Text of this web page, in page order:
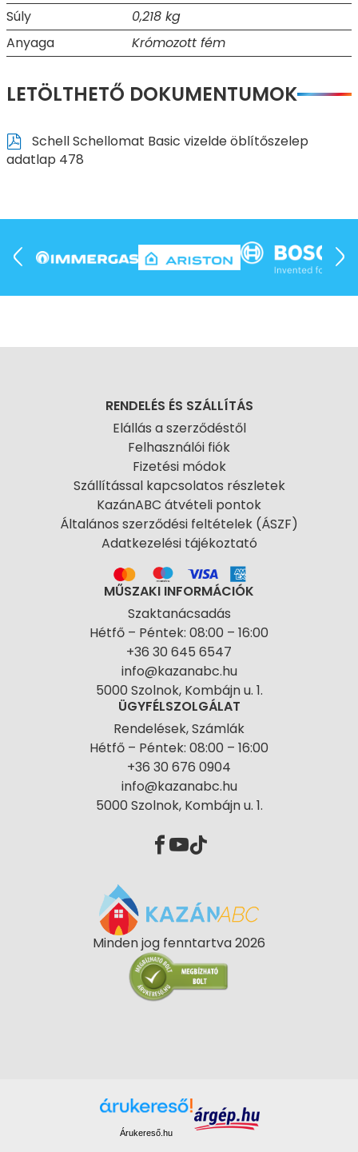
Súly
0,218 kg
Anyaga
Krómozott fém
LETÖLTHETŐ DOKUMENTUMOK
Schell Schellomat Basic vizelde öblítőszelep
adatlap 478
RENDELÉS ÉS SZÁLLÍTÁS
Elállás a szerződéstől
Felhasználói fiók
Fizetési módok
Szállítással kapcsolatos részletek
KazánABC átvételi pontok
Általános szerződési feltételek (ÁSZF)
Adatkezelési tájékoztató
MŰSZAKI INFORMÁCIÓK
Szaktanácsadás
Hétfő – Péntek: 08:00 – 16:00
+36 30 645 6547
info@kazanabc.hu
5000 Szolnok, Kombájn u. 1.
ÜGYFÉLSZOLGÁLAT
Rendelések, Számlák
Hétfő – Péntek: 08:00 – 16:00
+36 30 676 0904
info@kazanabc.hu
5000 Szolnok, Kombájn u. 1.
Minden jog fenntartva 2026
Árukereső.hu